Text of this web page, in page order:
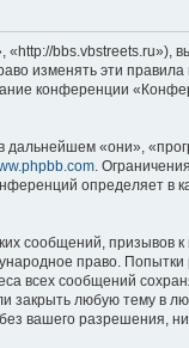
bbs.vbstreets.ru»),
изменять эти
конференции
«они»,
.
определяет в
сообщений,
право.
всех сообщений
любую тему в
вашего разрешения,